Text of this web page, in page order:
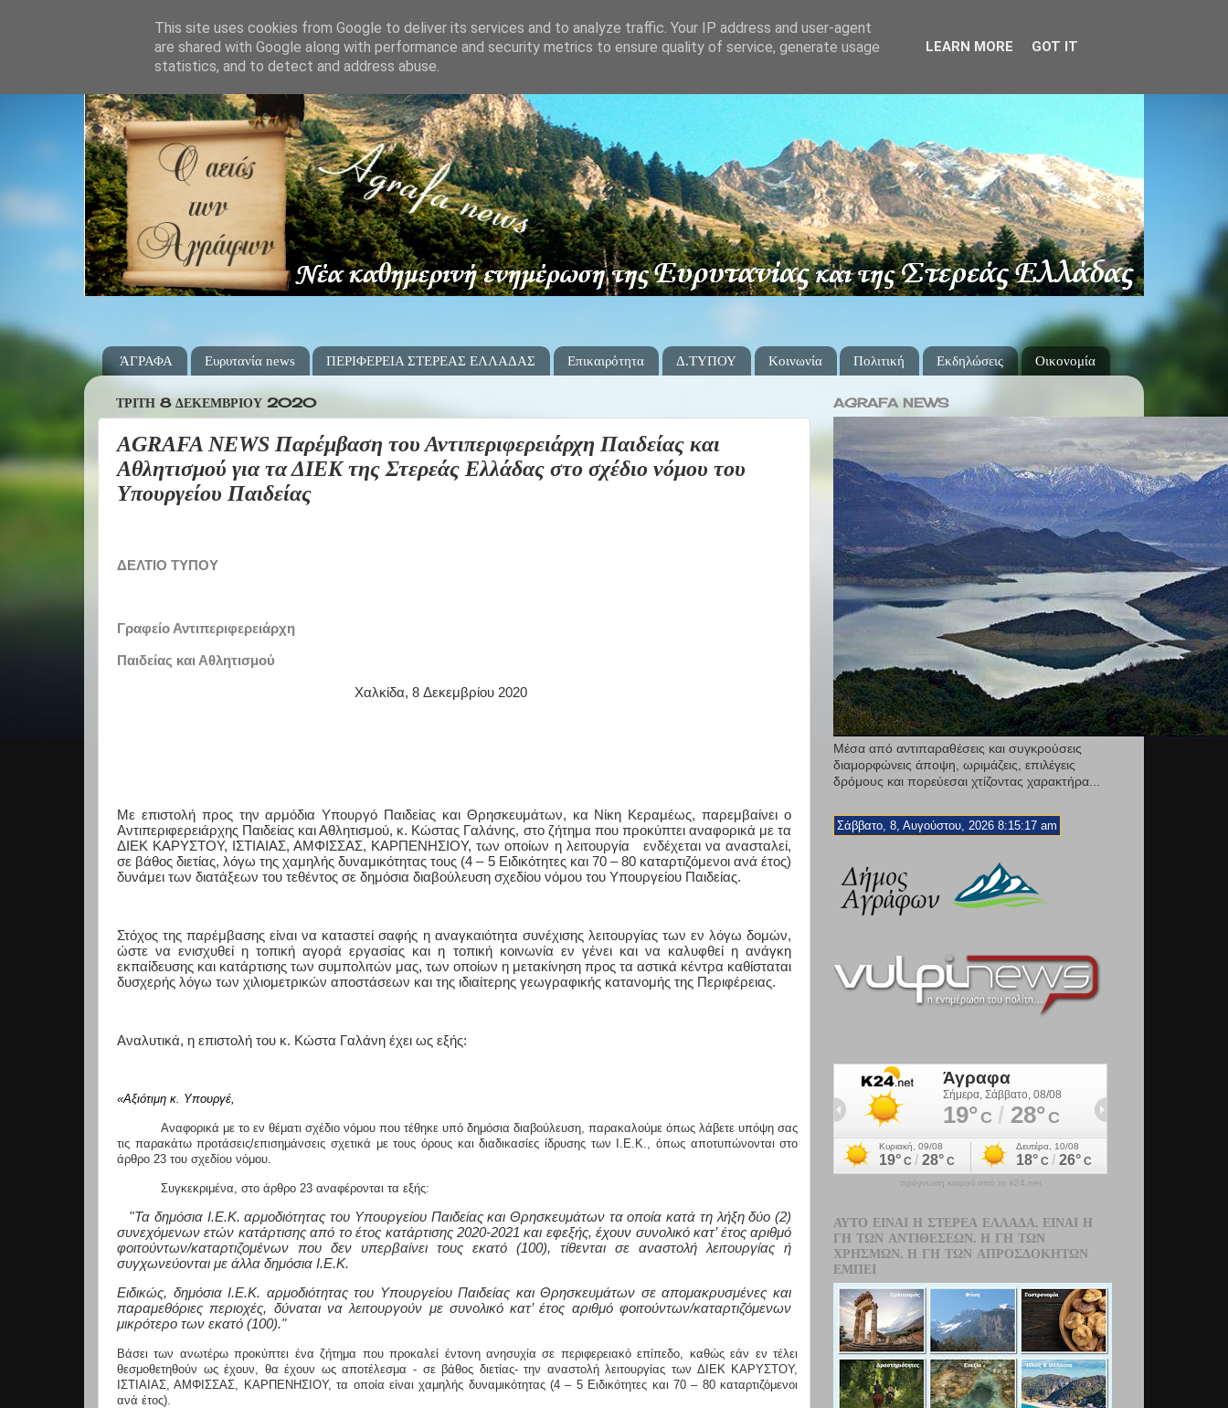
ΆΓΡΑΦΑ Ευρυτανία news ΠΕΡΙΦΕΡΕΙΑ ΣΤΕΡΕΑΣ ΕΛΛΑΔΑΣ Επικαιρότητα Δ.ΤΥΠΟΥ Κοινωνία Πολιτική Εκδηλώσεις Οικονομία
ΤΡΊΤΗ 8 ΔΕΚΕΜΒΡΊΟΥ 2020
AGRAFA NEWS Παρέμβαση του Αντιπεριφερειάρχη Παιδείας και
Αθλητισμού για τα ΔΙΕΚ της Στερεάς Ελλάδας στο σχέδιο νόμου του
Υπουργείου Παιδείας
ΔΕΛΤΙΟ ΤΥΠΟΥ
Γραφείο Αντιπεριφερειάρχη
Παιδείας και Αθλητισμού
Χαλκίδα, 8 Δεκεμβρίου 2020
Με επιστολή προς την αρμόδια Υπουργό Παιδείας και Θρησκευμάτων, κα Νίκη Κεραμέως, παρεμβαίνει ο
Αντιπεριφερειάρχης Παιδείας και Αθλητισμού, κ. Κώστας Γαλάνης, στο ζήτημα που προκύπτει αναφορικά με τα
ΔΙΕΚ ΚΑΡΥΣΤΟΥ, ΙΣΤΙΑΙΑΣ, ΑΜΦΙΣΣΑΣ, ΚΑΡΠΕΝΗΣΙΟΥ, των οποίων η λειτουργία
ενδέχεται να ανασταλεί,
σε βάθος διετίας, λόγω της χαμηλής δυναμικότητας τους (4 – 5 Ειδικότητες και 70 – 80 καταρτιζόμενοι ανά έτος)
δυνάμει των διατάξεων του τεθέντος σε δημόσια διαβούλευση σχεδίου νόμου του Υπουργείου Παιδείας.
Στόχος της παρέμβασης είναι να καταστεί σαφής η αναγκαιότητα συνέχισης λειτουργίας των εν λόγω δομών,
ώστε να ενισχυθεί η τοπική αγορά εργασίας και η τοπική κοινωνία εν γένει και να καλυφθεί η ανάγκη
εκπαίδευσης και κατάρτισης των συμπολιτών μας, των οποίων η μετακίνηση προς τα αστικά κέντρα καθίσταται
δυσχερής λόγω των χιλιομετρικών αποστάσεων και της ιδιαίτερης γεωγραφικής κατανομής της Περιφέρειας.
Αναλυτικά, η επιστολή του κ. Κώστα Γαλάνη έχει ως εξής:
«Αξιότιμη κ. Υπουργέ,
Αναφορικά με το εν θέματι σχέδιο νόμου που τέθηκε υπό δημόσια διαβούλευση, παρακαλούμε όπως λάβετε υπόψη σας
τις παρακάτω προτάσεις/επισημάνσεις σχετικά με τους όρους και διαδικασίες ίδρυσης των Ι.Ε.Κ., όπως αποτυπώνονται στο
άρθρο 23 του σχεδίου νόμου.
Συγκεκριμένα, στο άρθρο 23 αναφέρονται τα εξής:
"Τα δημόσια Ι.Ε.Κ. αρμοδιότητας του Υπουργείου Παιδείας και Θρησκευμάτων τα οποία κατά τη λήξη δύο (2)
συνεχόμενων ετών κατάρτισης από το έτος κατάρτισης 2020-2021 και εφεξής, έχουν συνολικό κατ’ έτος αριθμό
φοιτούντων/καταρτιζομένων που δεν υπερβαίνει τους εκατό (100), τίθενται σε αναστολή λειτουργίας ή
συγχωνεύονται με άλλα δημόσια Ι.Ε.Κ.
Ειδικώς, δημόσια Ι.Ε.Κ. αρμοδιότητας του Υπουργείου Παιδείας και Θρησκευμάτων σε απομακρυσμένες και
παραμεθόριες περιοχές, δύναται να λειτουργούν με συνολικό κατ’ έτος αριθμό φοιτούντων/καταρτιζόμενων
μικρότερο των εκατό (100)."
Βάσει των ανωτέρω προκύπτει ένα ζήτημα που προκαλεί έντονη ανησυχία σε περιφερειακό επίπεδο, καθώς εάν εν τέλει
θεσμοθετηθούν ως έχουν, θα έχουν ως αποτέλεσμα - σε βάθος διετίας- την αναστολή λειτουργίας των ΔΙΕΚ ΚΑΡΥΣΤΟΥ,
ΙΣΤΙΑΙΑΣ, ΑΜΦΙΣΣΑΣ, ΚΑΡΠΕΝΗΣΙΟΥ, τα οποία είναι χαμηλής δυναμικότητας (4 – 5 Ειδικότητες και 70 – 80 καταρτιζόμενοι
ανά έτος).
AGRAFA NEWS
Μέσα από αντιπαραθέσεις και συγκρούσεις
διαμορφώνεις άποψη, ωριμάζεις, επιλέγεις
δρόμους και πορεύεσαι χτίζοντας χαρακτήρα...
Σάββατο, 8, Αυγούστου, 2026 8:15:18 am
πρόγνωση καιρού από το k24.net
ΑΥΤΌ ΕΊΝΑΙ Η ΣΤΕΡΕΆ ΕΛΛΆΔΑ. ΕΊΝΑΙ Η
ΓΗ ΤΩΝ ΑΝΤΙΘΈΣΕΩΝ. Η ΓΗ ΤΩΝ
ΧΡΗΣΜΏΝ. Η ΓΗ ΤΩΝ ΑΠΡΟΣΔΌΚΗΤΩΝ
ΕΜΠΕΙ
This site uses cookies from Google to deliver its services and to analyze traffic. Your IP address and user-agent
are shared with Google along with performance and security metrics to ensure quality of service, generate usage
statistics, and to detect and address abuse.
LEARN MORE GOT IT